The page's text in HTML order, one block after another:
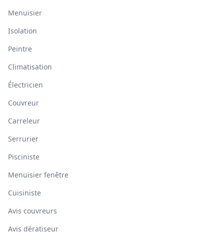
Menuisier
Isolation
Peintre
Climatisation
Électricien
Couvreur
Carreleur
Serrurier
Pisciniste
Menuisier fenêtre
Cuisiniste
Avis couvreurs
Avis dératiseur